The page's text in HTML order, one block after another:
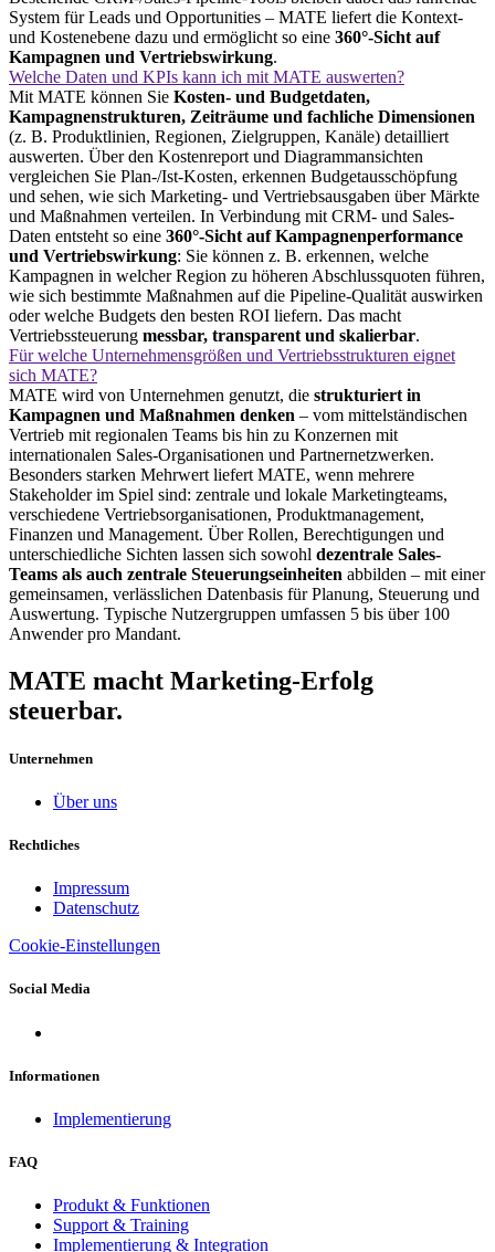
System für Leads und Opportunities – MATE liefert die Kontext-
und Kostenebene dazu und ermöglicht so eine 360°-Sicht auf
Kampagnen und Vertriebswirkung.
Welche Daten und KPIs kann ich mit MATE auswerten?
Mit MATE können Sie Kosten- und Budgetdaten,
Kampagnenstrukturen, Zeiträume und fachliche Dimensionen
(z. B. Produktlinien, Regionen, Zielgruppen, Kanäle) detailliert
auswerten. Über den Kostenreport und Diagrammansichten
vergleichen Sie Plan‑/Ist-Kosten, erkennen Budgetausschöpfung
und sehen, wie sich Marketing- und Vertriebsausgaben über Märkte
und Maßnahmen verteilen. In Verbindung mit CRM- und Sales-
Daten entsteht so eine 360°-Sicht auf Kampagnenperformance
und Vertriebswirkung: Sie können z. B. erkennen, welche
Kampagnen in welcher Region zu höheren Abschlussquoten führen,
wie sich bestimmte Maßnahmen auf die Pipeline-Qualität auswirken
oder welche Budgets den besten ROI liefern. Das macht
Vertriebssteuerung messbar, transparent und skalierbar.
Für welche Unternehmensgrößen und Vertriebsstrukturen eignet
sich MATE?
MATE wird von Unternehmen genutzt, die strukturiert in
Kampagnen und Maßnahmen denken – vom mittelständischen
Vertrieb mit regionalen Teams bis hin zu Konzernen mit
internationalen Sales-Organisationen und Partnernetzwerken.
Besonders starken Mehrwert liefert MATE, wenn mehrere
Stakeholder im Spiel sind: zentrale und lokale Marketingteams,
verschiedene Vertriebsorganisationen, Produktmanagement,
Finanzen und Management. Über Rollen, Berechtigungen und
unterschiedliche Sichten lassen sich sowohl dezentrale Sales-
Teams als auch zentrale Steuerungseinheiten abbilden – mit einer
gemeinsamen, verlässlichen Datenbasis für Planung, Steuerung und
Auswertung. Typische Nutzergruppen umfassen 5 bis über 100
Anwender pro Mandant.
MATE macht Marketing-Erfolg
steuerbar.
Unternehmen
Über uns
Rechtliches
Impressum
Datenschutz
Cookie-Einstellungen
Social Media
Informationen
Implementierung
FAQ
Produkt & Funktionen
Support & Training
Implementierung & Integration